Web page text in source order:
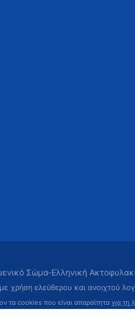
Σώμα-Ελληνική
χρήση ελεύθερου και ανοιχτού
τα cookies που είναι απαραίτητα για τη